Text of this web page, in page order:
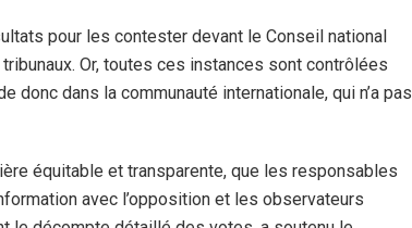
pour les contester devant le Conseil national
Or, toutes ces instances sont contrôlées
dans la communauté internationale, qui n’a pas
équitable et transparente, que les responsables
avec l’opposition et les observateurs